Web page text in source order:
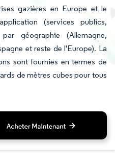
gazières en Europe et le
(services publics,
géographie (Allemagne,
et reste de l'Europe). La
sont fournies en termes de
de mètres cubes pour tous